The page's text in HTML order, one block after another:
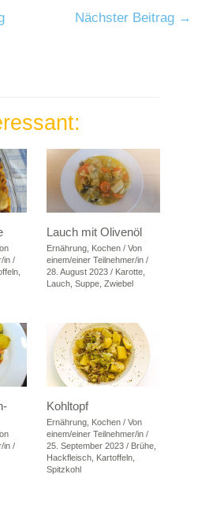
Nächster Beitrag →
in /
,
Lauch mit Olivenöl
Ernährung, Kochen/ Von
einem/einer Teilnehmer/in /
28. August 2023 / Karotte,
Lauch, Suppe, Zwiebel
in /
Kohltopf
Ernährung, Kochen/ Von
einem/einer Teilnehmer/in /
25. September 2023 / Brühe,
Hackfleisch, Kartoffeln,
Spitzkohl